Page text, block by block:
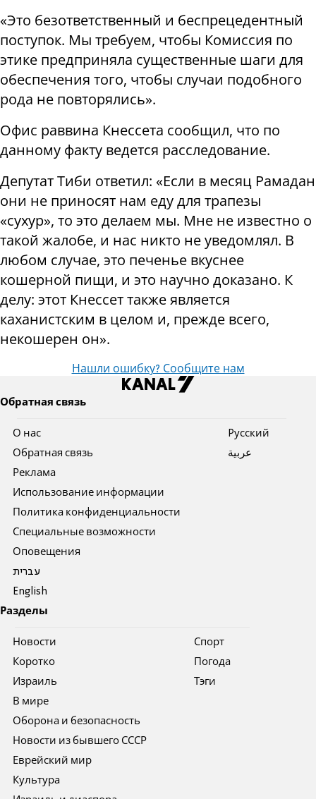
«Это безответственный и беспрецедентный
поступок. Мы требуем, чтобы Комиссия по
этике предприняла существенные шаги для
обеспечения того, чтобы случаи подобного
рода не повторялись».
Офис раввина Кнессета сообщил, что по
данному факту ведется расследование.
Депутат Тиби ответил: «Если в месяц Рамадан
они не приносят нам еду для трапезы
«сухур», то это делаем мы. Мне не известно о
такой жалобе, и нас никто не уведомлял. В
любом случае, это печенье вкуснее
кошерной пищи, и это научно доказано. К
делу: этот Кнессет также является
каханистским в целом и, прежде всего,
некошерен он».
Нашли ошибку? Сообщите нам
Обратная связь
О нас
Обратная связь
Реклама
Использование информации
Политика конфиденциальности
Специальные возможности
Оповещения
עברית
English
Pусский
عربية
Разделы
Новости
Коротко
Израиль
В мире
Оборона и безопасность
Новости из бывшего СССР
Еврейский мир
Культура
Спорт
Погода
Тэги